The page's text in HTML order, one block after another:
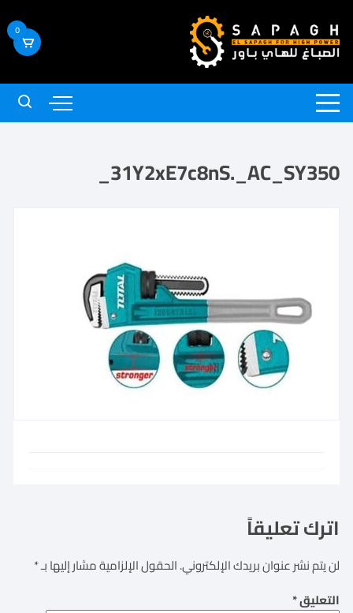
0
31Y2xE7c8nS._AC_SY350_
اترك تعليقاً
لن يتم نشر عنوان بريدك الإلكتروني.الحقول الإلزامية مشار إليها بـ*
التعليق*